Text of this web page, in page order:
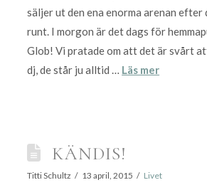
säljer ut den ena enorma arenan efter
runt. I morgon är det dags för
Glob! Vi pratade om att det är svårt
dj, de står ju alltid … Läs mer
KÄNDIS!
Titti Schultz 13 april, 2015 Livet